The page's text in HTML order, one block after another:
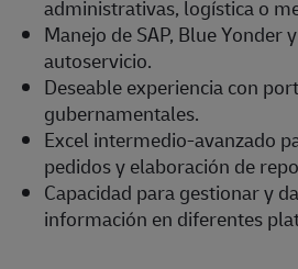
administrativas, logística o
Manejo de SAP, Blue Yonder
autoservicio.
Deseable experiencia con
gubernamentales.
Excel intermedio-avanzado
pedidos y elaboración de
Capacidad para gestionar y
información en diferentes